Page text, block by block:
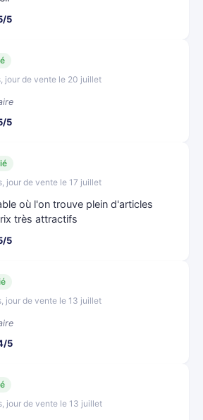
5
jour de vente le 20 juillet
5
jour de vente le 17 juillet
où l'on trouve plein d'articles
très attractifs
5
jour de vente le 13 juillet
5
jour de vente le 13 juillet